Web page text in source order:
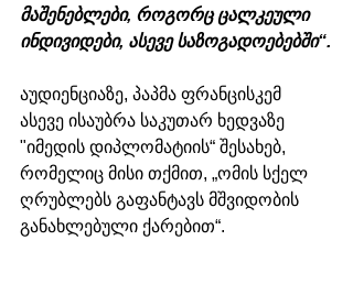
მაშენებლები, როგორც ცალკეული
ინდივიდები, ასევე საზოგადოებებში“.
აუდიენციაზე, პაპმა ფრანცისკემ
ასევე ისაუბრა საკუთარ ხედვაზე
"იმედის დიპლომატიის“ შესახებ,
რომელიც მისი თქმით, „ომის სქელ
ღრუბლებს გაფანტავს მშვიდობის
განახლებული ქარებით“.